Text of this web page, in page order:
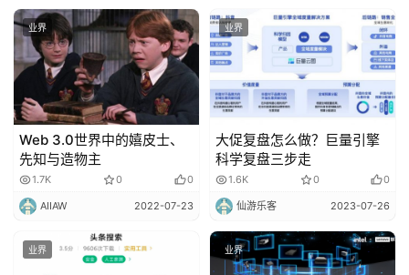
智
慧
城
市
更
多
内
业界
Web 3.0世界中的嬉皮士、
先知与造物主
1.7K 0 0
AIIAW 2022-07-23
业界
大促复盘怎么做？巨量引擎
科学复盘三步走
1.6K 0 0
仙游乐客 2023-07-26
业界 业界